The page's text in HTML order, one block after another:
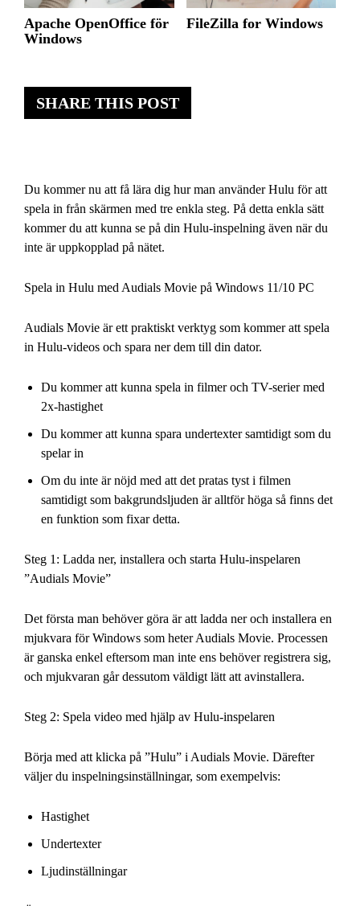
SHARE THIS POST
Du kommer nu att få lära dig hur man använder Hulu för att
spela in från skärmen med tre enkla steg. På detta enkla sätt
kommer du att kunna se på din Hulu-inspelning även när du
inte är uppkopplad på nätet.
Spela in Hulu med Audials Movie på Windows 11/10 PC
Audials Movie är ett praktiskt verktyg som kommer att spela
in Hulu-videos och spara ner dem till din dator.
Du kommer att kunna spela in filmer och TV-serier med
2x-hastighet
Du kommer att kunna spara undertexter samtidigt som du
spelar in
Om du inte är nöjd med att det pratas tyst i filmen
samtidigt som bakgrundsljuden är alltför höga så finns det
en funktion som fixar detta.
Steg 1: Ladda ner, installera och starta Hulu-inspelaren
”Audials Movie”
Det första man behöver göra är att ladda ner och installera en
mjukvara för Windows som heter Audials Movie. Processen
är ganska enkel eftersom man inte ens behöver registrera sig,
och mjukvaran går dessutom väldigt lätt att avinstallera.
Steg 2: Spela video med hjälp av Hulu-inspelaren
Börja med att klicka på ”Hulu” i Audials Movie. Därefter
väljer du inspelningsinställningar, som exempelvis:
Hastighet
Undertexter
Ljudinställningar
Apache OpenOffice för
Windows
FileZilla for Windows